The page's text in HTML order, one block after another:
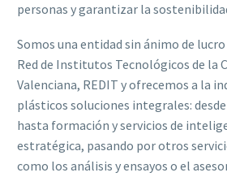
personas y garantizar la
Somos una entidad sin ánimo de
Red de Institutos Tecnológicos de la
Valenciana, REDIT y ofrecemos a la
plásticos soluciones integrales:
hasta formación y servicios de
estratégica, pasando por otros
como los análisis y ensayos o el